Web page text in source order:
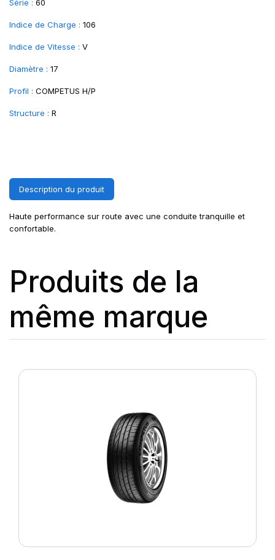
Série : 60
Indice de Charge : 106
Indice de Vitesse : V
Diamètre : 17
Profil : COMPETUS H/P
Structure : R
Description du produit
Haute performance sur route avec une conduite tranquille et
confortable.
Produits de la
même marque